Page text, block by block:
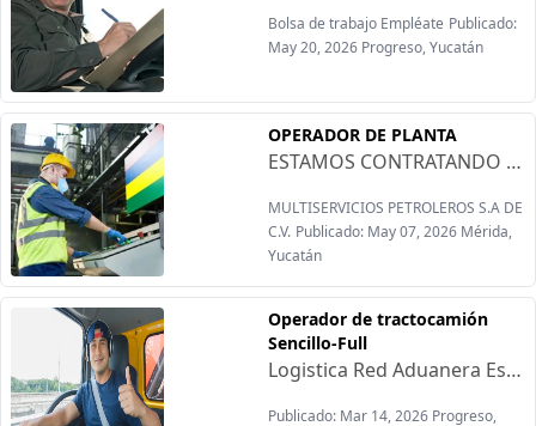
Bolsa de trabajo Empléate Publicado:
May 20, 2026 Progreso, Yucatán
OPERADOR DE PLANTA
ESTAMOS CONTRATANDO OPERADOR DE PLANTA (Yucalpetén, Yucatán)SE DA CAPACITACION PARA TRATAMIENTO DE PLANTA POTABILIZADORA FUNCIONES PRINCIPALES:Operación, monitoreo, toma de parámetros y muestras diarias .Mantenimiento de los sistemas de tratamiento de aguas.Verificar la correcta operación del sistema de tratamiento de agua (flujo y presión).Tomar lecturas del parámentro de operación.CONOCIMIENTOS TECNICOS:FontaneríaConocimientos básicos de electricidadConocimiento de materiales, herramientas, consumibles requeridos para operación y mantenimiento de los equipos de tratamiento de agua.REQUISITOS:ESCOLARIDAD: BACHILLETAROEXPERIENCIA: 02 AÑOS COMPROBABLESREDICAR EN PROGRESO YUCATÁN O ZONAS CERCANA. (PERSONAL LOCAL)
MULTISERVICIOS PETROLEROS S.A DE
C.V. Publicado: May 07, 2026 Mérida,
Yucatán
Operador de tractocamión
Sencillo-Full
Logistica Red Aduanera Está contratando:Requisitos:-Licencia Federal vigente-Apto Medico vigenteOfrecen:-Operador Sencillo (ingreso promedio) $ 20,00 mensual-Operador Full (ingreso promedio) $25,000 mensual-Sueldo fijo más bonos-Prestaciones de leyContratación inmediata-Sueldo fijo + bonos por viaje(pagos semanales)-Viáticos durante la operación-Alimentos en patio de operaciones-Apoyo económico de transporte-Uniforme, equipo de celular y de seguridad-Reconocimiento económico por desempeño (operador del mes)-Apoyo con la renovación de licencia(según antigüedad)-Capacitación y crecimiento profesional-Cómodas instalaciones(regadera, comedor, Etc.)-Seguro de vida-Apoyo con un lavador de unidades
Publicado: Mar 14, 2026 Progreso,